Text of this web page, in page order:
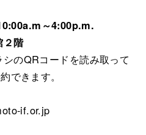
～4:00p.m.
２階
のQRコードを読み取って
できます。
if.or.jp